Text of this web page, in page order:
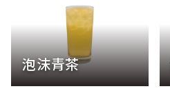
泡沫青茶